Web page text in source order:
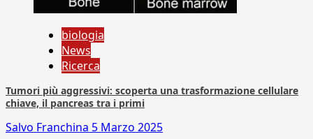
biologia
News
Ricerca
Tumori più aggressivi: scoperta una trasformazione cellulare
chiave, il pancreas tra i primi
Salvo Franchina 5 Marzo 2025